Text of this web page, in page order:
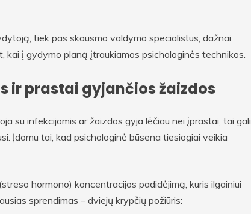
tiek pas skausmo valdymo specialistus, dažnai
į gydymo planą įtraukiamos psichologinės technikos.
ir prastai gyjančios žaizdos
su infekcijomis ar žaizdos gyja lėčiau nei įprastai, tai gali
Įdomu tai, kad psichologinė būsena tiesiogiai veikia
hormono) koncentracijos padidėjimą, kuris ilgainiui
sprendimas – dviejų krypčių požiūris: